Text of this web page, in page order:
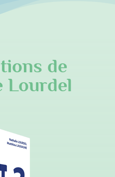
de
Lourdel